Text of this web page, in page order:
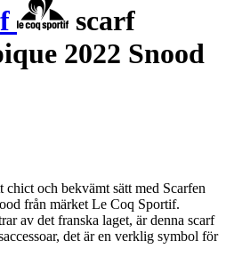
scarf
2022 Snood
och bekvämt sätt med Scarfen
från märket Le Coq Sportif.
av det franska laget, är denna scarf
det är en verklig symbol för